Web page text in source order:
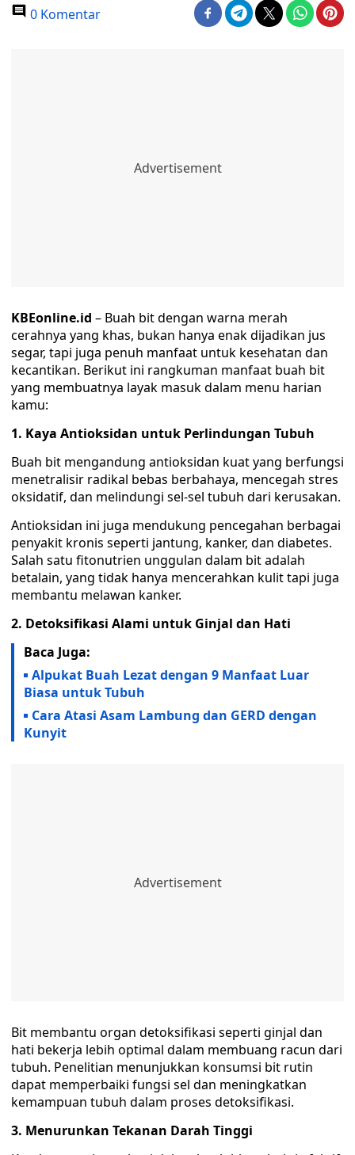
0 Komentar
KBEonline.id – Buah bit dengan warna merah
cerahnya yang khas, bukan hanya enak dijadikan jus
segar, tapi juga penuh manfaat untuk kesehatan dan
kecantikan. Berikut ini rangkuman manfaat buah bit
yang membuatnya layak masuk dalam menu harian
kamu:
1. Kaya Antioksidan untuk Perlindungan Tubuh
Buah bit mengandung antioksidan kuat yang berfungsi
menetralisir radikal bebas berbahaya, mencegah stres
oksidatif, dan melindungi sel-sel tubuh dari kerusakan.
Antioksidan ini juga mendukung pencegahan berbagai
penyakit kronis seperti jantung, kanker, dan diabetes.
Salah satu fitonutrien unggulan dalam bit adalah
betalain, yang tidak hanya mencerahkan kulit tapi juga
membantu melawan kanker.
2. Detoksifikasi Alami untuk Ginjal dan Hati
Baca Juga:
Alpukat Buah Lezat dengan 9 Manfaat Luar
Biasa untuk Tubuh
Cara Atasi Asam Lambung dan GERD dengan
Kunyit
Bit membantu organ detoksifikasi seperti ginjal dan
hati bekerja lebih optimal dalam membuang racun dari
tubuh. Penelitian menunjukkan konsumsi bit rutin
dapat memperbaiki fungsi sel dan meningkatkan
kemampuan tubuh dalam proses detoksifikasi.
3. Menurunkan Tekanan Darah Tinggi